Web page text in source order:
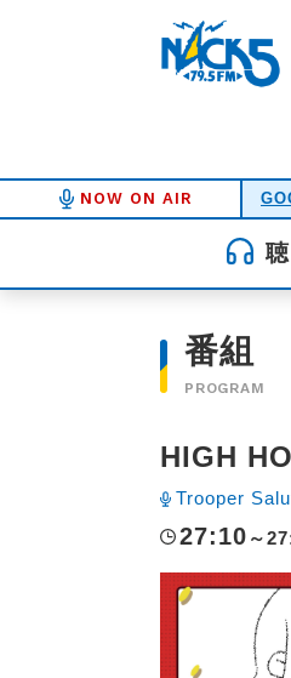
NOW ON AIR
聴
番組
PROGRAM
HIGH
Trooper
27:10 ～